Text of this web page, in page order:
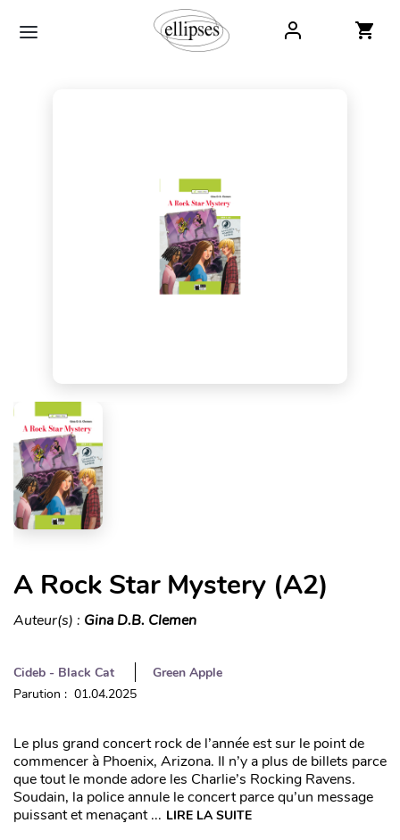
A Rock Star Mystery (A2)
Auteur(s) : Gina D.B. Clemen
Cideb - Black Cat
Green Apple
Parution : 01.04.2025
Le plus grand concert rock de l’année est sur le point de
commencer à Phoenix, Arizona. Il n’y a plus de billets parce
que tout le monde adore les Charlie’s Rocking Ravens.
Soudain, la police annule le concert parce qu’un message
puissant et menaçant ... LIRE LA SUITE